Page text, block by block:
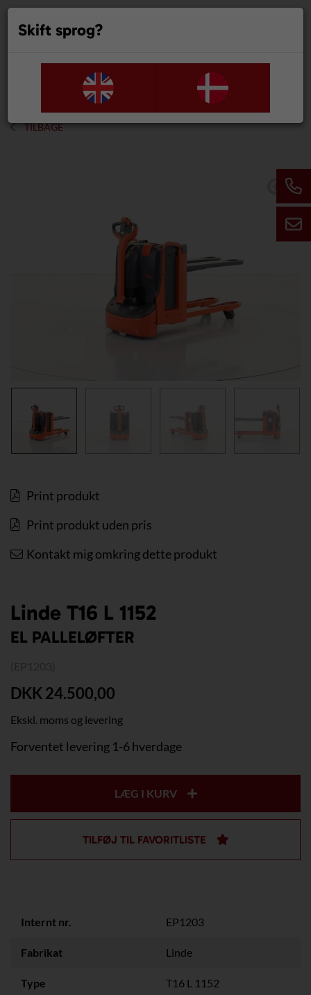
TILBAGE

Print produkt
Print produkt uden pris
Kontakt mig omkring dette produkt
Linde T16 L 1152
EL PALLELØFTER
DKK 24.500,00
Ekskl. moms og levering
Forventet levering 1-6 hverdage
LÆG I KURV
TILFØJ TIL FAVORITLISTE
Internt nr. EP1203
Fabrikat Linde
Type T16 L 1152
Skift sprog?